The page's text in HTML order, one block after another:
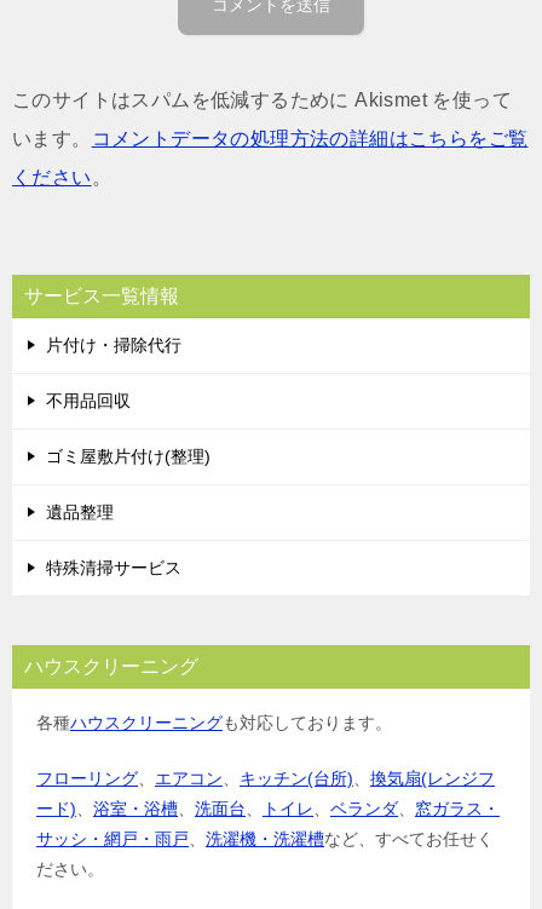
このサイトはスパムを低減するために Akismet を使って
います。
コメントデータの処理方法の詳細はこちらをご覧
ください 。
サービス一覧情報
片付け・掃除代行
不用品回収
ゴミ屋敷片付け(整理)
遺品整理
特殊清掃サービス
ハウスクリーニング
各種ハウスクリーニングも対応しております。
フローリング エアコン キッチン(台所)
換気扇(レンジフ
ード)
浴室・浴槽 洗面台 トイレ ベランダ
窓ガラス・
サッシ・網戸・雨戸
洗濯機・洗濯槽など、すべてお任せく
ださい。